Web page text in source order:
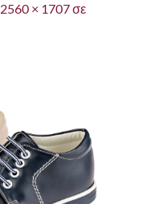
2560 × 1707σε